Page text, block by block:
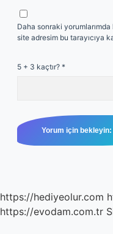
Daha sonraki
site adresim bu tarayıcıya
5 + 3 kaçtır? *
https://hediyeolur.com
https://evodam.com.tr